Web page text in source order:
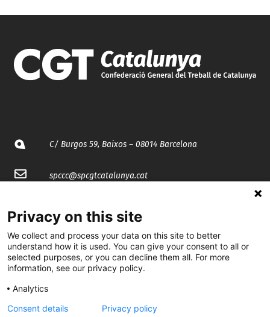
C/ Burgos 59, Baixos – 08014 Barcelona
spccc@spcgtcatalunya.cat
@CGTCatalunya
cgtcatalunya
CGTCatalunya
cgtcatalunya
Privacy on this site
We collect and process your data on this site to better
understand how it is used. You can give your consent to all or
selected purposes, or you can decline them all. For more
information, see our privacy policy.
Analytics
Consent details
Privacy policy